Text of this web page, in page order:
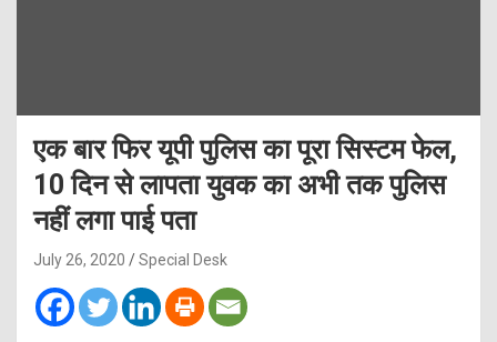
एक बार फिर यूपी पुलिस का पूरा सिस्टम फेल,
10 दिन से लापता युवक का अभी तक पुलिस
नहीं लगा पाई पता
July 26, 2020 Special Desk